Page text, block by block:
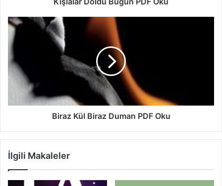
Biraz Kül Biraz Duman PDF Oku
İlgili Makaleler